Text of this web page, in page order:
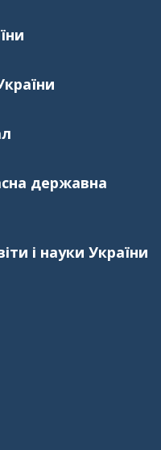
державна
і науки України